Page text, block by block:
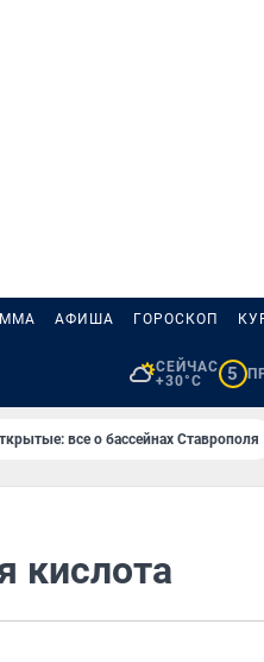
АФИША ГОРОСКОП
СЕЙЧАС
+30°C
5
все о бассейнах Ставрополя
кислота